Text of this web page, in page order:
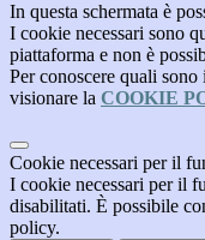
In questa schermata è
I cookie necessari sono
piattaforma e non è
Per conoscere quali
visionare la COOKIE
Cookie necessari per il
I cookie necessari per il
disabilitati. È possibile
policy.